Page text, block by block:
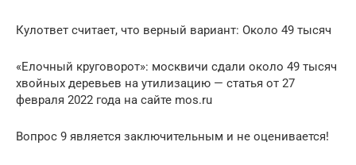
Кулответ считает, что верный вариант: Около 49 тысяч
«Елочный круговорот»: москвичи сдали около 49 тысяч
хвойных деревьев на утилизацию — статья от 27
февраля 2022 года на сайте mos.ru
Вопрос 9 является заключительным и не оценивается!